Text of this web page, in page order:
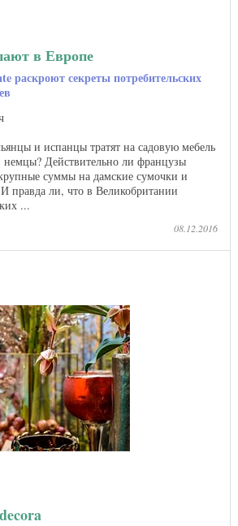
в Европе
раскроют секреты потребительских
и испанцы тратят на садовую мебель
Действительно ли французы
суммы на дамские сумочки и
правда ли, что в Великобритании
...
08.12.2016